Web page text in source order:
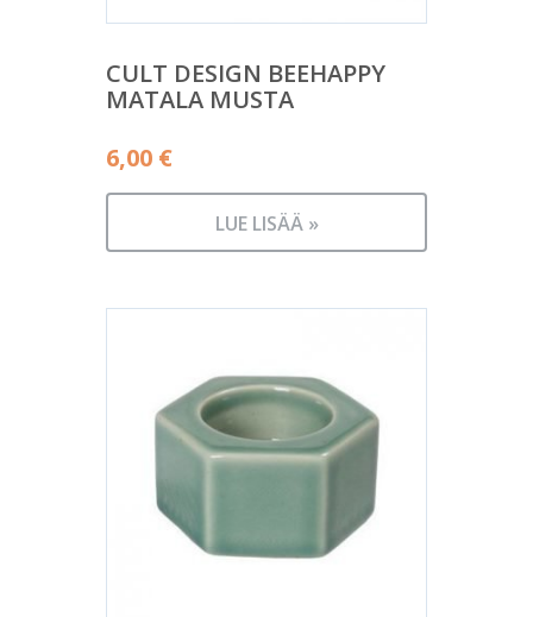
CULT DESIGN BEEHAPPY
MATALA MUSTA
6,00 €
LUE LISÄÄ »